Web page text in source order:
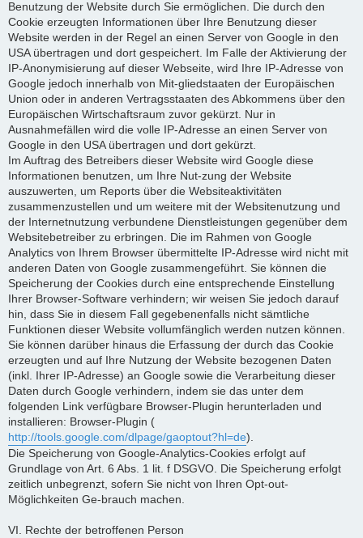
Benutzung der Website durch Sie ermöglichen. Die durch den
Cookie erzeugten Informationen über Ihre Benutzung dieser
Website werden in der Regel an einen Server von Google in den
USA übertragen und dort gespeichert. Im Falle der Aktivierung der
IP-Anonymisierung auf dieser Webseite, wird Ihre IP-Adresse von
Google jedoch innerhalb von Mit-gliedstaaten der Europäischen
Union oder in anderen Vertragsstaaten des Abkommens über den
Europäischen Wirtschaftsraum zuvor gekürzt. Nur in
Ausnahmefällen wird die volle IP-Adresse an einen Server von
Google in den USA übertragen und dort gekürzt.
Im Auftrag des Betreibers dieser Website wird Google diese
Informationen benutzen, um Ihre Nut-zung der Website
auszuwerten, um Reports über die Websiteaktivitäten
zusammenzustellen und um weitere mit der Websitenutzung und
der Internetnutzung verbundene Dienstleistungen gegenüber dem
Websitebetreiber zu erbringen. Die im Rahmen von Google
Analytics von Ihrem Browser übermittelte IP-Adresse wird nicht mit
anderen Daten von Google zusammengeführt. Sie können die
Speicherung der Cookies durch eine entsprechende Einstellung
Ihrer Browser-Software verhindern; wir weisen Sie jedoch darauf
hin, dass Sie in diesem Fall gegebenenfalls nicht sämtliche
Funktionen dieser Website vollumfänglich werden nutzen können.
Sie können darüber hinaus die Erfassung der durch das Cookie
erzeugten und auf Ihre Nutzung der Website bezogenen Daten
(inkl. Ihrer IP-Adresse) an Google sowie die Verarbeitung dieser
Daten durch Google verhindern, indem sie das unter dem
folgenden Link verfügbare Browser-Plugin herunterladen und
installieren: Browser-Plugin (
http://tools.google.com/dlpage/gaoptout?hl=de).
Die Speicherung von Google-Analytics-Cookies erfolgt auf
Grundlage von Art. 6 Abs. 1 lit. f DSGVO. Die Speicherung erfolgt
zeitlich unbegrenzt, sofern Sie nicht von Ihren Opt-out-
Möglichkeiten Ge-brauch machen.
VI. Rechte der betroffenen Person